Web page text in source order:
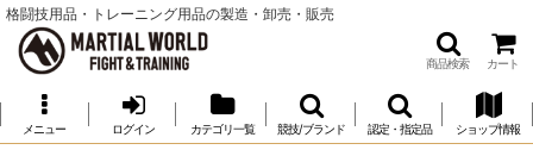
格闘技用品・トレーニング用品の製造・卸売・販売
商品検索 カート
メニュー ログイン カテゴリ一覧 競技/ブランド 認定・指定品 ショップ情報